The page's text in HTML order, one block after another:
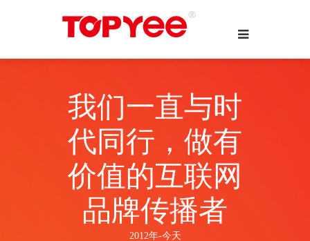
我们一直与时
代同行，做有
价值的互联网
品牌传播者
2012年-今天